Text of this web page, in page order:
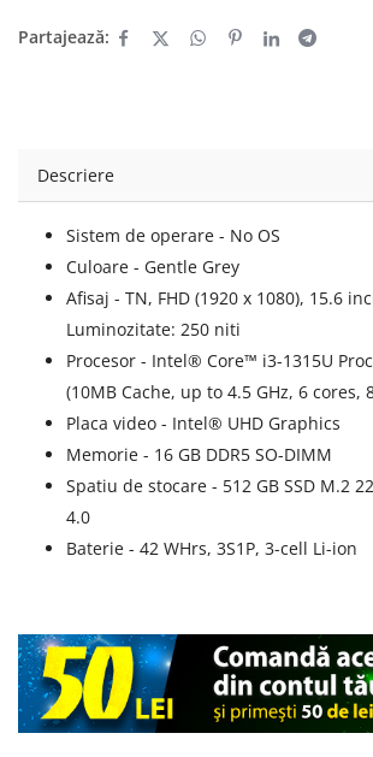
Partajează:
Descriere
Sistem de operare - No OS
Culoare - Gentle Grey
Afisaj - TN, FHD (1920 x 1080), 15.6
Luminozitate: 250 niti
Procesor - Intel® Core™ i3-1315U
(10MB Cache, up to 4.5 GHz, 6 cores,
Placa video - Intel® UHD Graphics
Memorie - 16 GB DDR5 SO-DIMM
Spatiu de stocare - 512 GB SSD M.2
4.0
Baterie - 42 WHrs, 3S1P, 3-cell Li-ion